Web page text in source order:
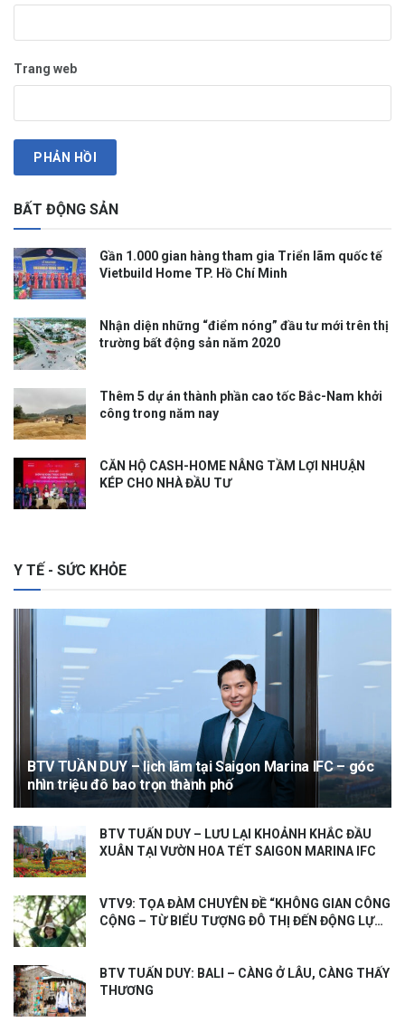
Trang web
BẤT ĐỘNG SẢN
Gần 1.000 gian hàng tham gia Triển lãm quốc tế
Vietbuild Home TP. Hồ Chí Minh
Nhận diện những “điểm nóng” đầu tư mới trên thị
trường bất động sản năm 2020
Thêm 5 dự án thành phần cao tốc Bắc-Nam khởi
công trong năm nay
CĂN HỘ CASH-HOME NÂNG TẦM LỢI NHUẬN
KÉP CHO NHÀ ĐẦU TƯ
Y TẾ - SỨC KHỎE
BTV TUẦN DUY – lịch lãm tại Saigon Marina IFC – góc
nhìn triệu đô bao trọn thành phố
BTV TUẤN DUY – LƯU LẠI KHOẢNH KHẮC ĐẦU
XUÂN TẠI VƯỜN HOA TẾT SAIGON MARINA IFC
VTV9: TỌA ĐÀM CHUYÊN ĐỀ “KHÔNG GIAN CÔNG
CỘNG – TỪ BIỂU TƯỢNG ĐÔ THỊ ĐẾN ĐỘNG LỰC
BTV TUẤN DUY: BALI – CÀNG Ở LÂU, CÀNG THẤY
THƯƠNG